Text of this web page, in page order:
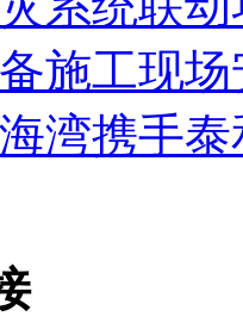
施工现
湾携手